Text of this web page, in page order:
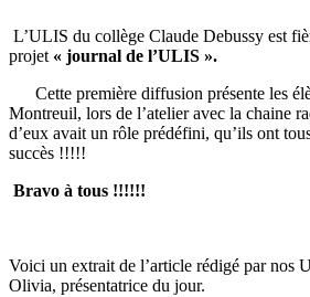
L’ULIS du collège Claude Debussy est
projet « journal de l’ULIS ».
Cette première diffusion présente les
Montreuil, lors de l’atelier avec la chaine
d’eux avait un rôle prédéfini, qu’ils ont
succès !!!!!
Bravo à tous !!!!!!
Voici un extrait de l’article rédigé par nos
Olivia, présentatrice du jour.